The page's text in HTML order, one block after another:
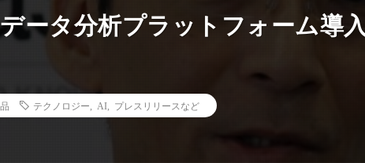
ータ分析プラットフォーム導入
テクノロジー AI プレスリリースなど